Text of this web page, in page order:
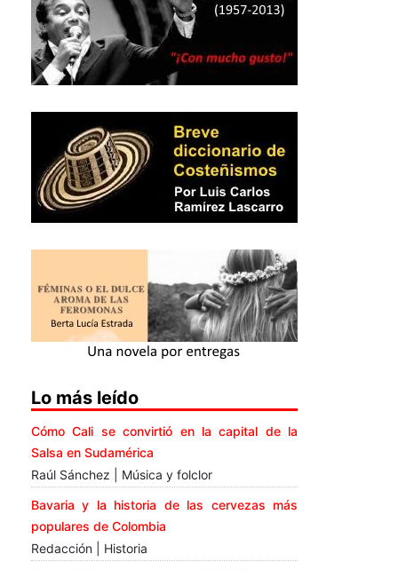
Lo más leído
Cómo Cali se convirtió en la capital de la
Salsa en Sudamérica
Raúl Sánchez | Música y folclor
Bavaria y la historia de las cervezas más
populares de Colombia
Redacción | Historia